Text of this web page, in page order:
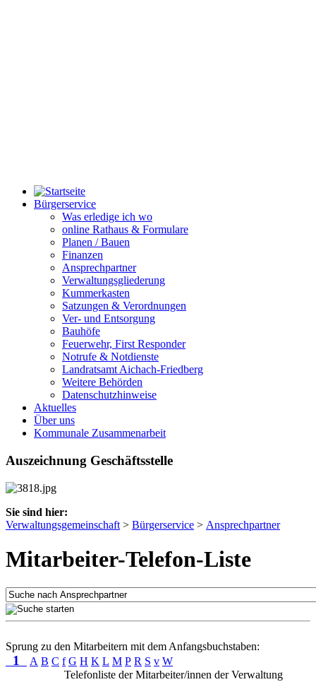
Bürgerservice
Was erledige ich wo
online Rathaus & Formulare
Planen / Bauen
Finanzen
Ansprechpartner
Verwaltungsgliederung
Kummerkasten
Satzungen & Verordnungen
Ver- und Entsorgung
Bauhöfe
Feuerwehr, First Responder
Notrufe & Notdienste
Landratsamt Aichach-Friedberg
Weitere Behörden
Datenschutzhinweise
Aktuelles
Über uns
Kommunale Zusammenarbeit
Auszeichnung Geschäftsstelle
Sie sind hier:
Verwaltungsgemeinschaft > Bürgerservice > Ansprechpartner
Mitarbeiter-Telefon-Liste
Sprung zu den Mitarbeitern mit dem Anfangsbuchstaben:
1 A B C f G H K L M P R S v W
Telefonliste der Mitarbeiter/innen der Verwaltung